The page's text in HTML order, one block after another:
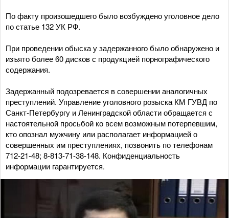
По факту произошедшего было возбуждено уголовное дело
по статье 132 УК РФ.
При проведении обыска у задержанного было обнаружено и
изъято более 60 дисков с продукцией порнографического
содержания.
Задержанный подозревается в совершении аналогичных
преступлений. Управление уголовного розыска КМ ГУВД по
Санкт-Петербургу и Ленинградской области обращается с
настоятельной просьбой ко всем возможным потерпевшим,
кто опознал мужчину или располагает информацией о
совершенных им преступлениях, позвонить по телефонам
712-21-48; 8-813-71-38-148. Конфиденциальность
информации гарантируется.